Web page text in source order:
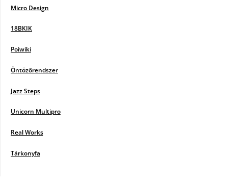
Micro Design
18BKIK
Poiwiki
Öntözőrendszer
Jazz Steps
Unicorn Multipro
Real Works
Tárkonyfa